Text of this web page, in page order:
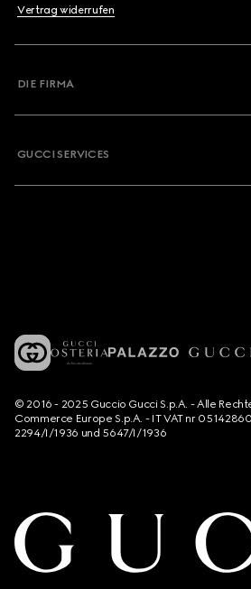
Vertrag widerrufen
DIE FIRMA
GUCCI SERVICES
© 2016 - 2025 Guccio Gucci S.p.A. - Alle
Commerce Europe S.p.A. - IT VAT nr
2294/I/1936 und 5647/I/1936